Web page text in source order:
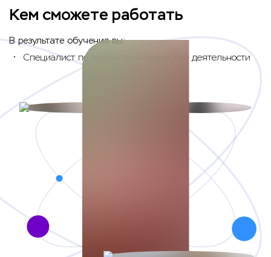
Кем сможете работать
В результате обучения вы:
Специалист по внешнеэкономической деятельности